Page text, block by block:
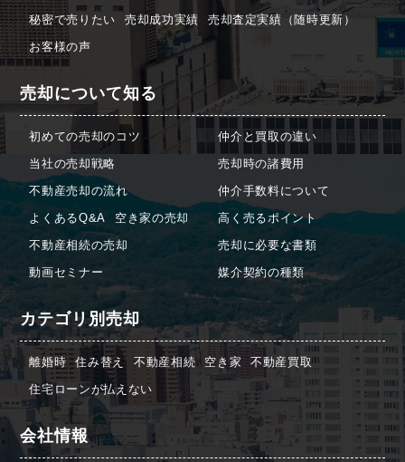
秘密で売りたい
売却成功実績
売却査定実績（随時更新）
お客様の声
売却について知る
初めての売却のコツ
当社の売却戦略
不動産売却の流れ
よくあるQ&A
空き家の売却
不動産相続の売却
動画セミナー
仲介と買取の違い
売却時の諸費用
仲介手数料について
高く売るポイント
売却に必要な書類
媒介契約の種類
カテゴリ別売却
離婚時 住み替え 不動産相続 空き家
不動産買取
住宅ローンが払えない
会社情報